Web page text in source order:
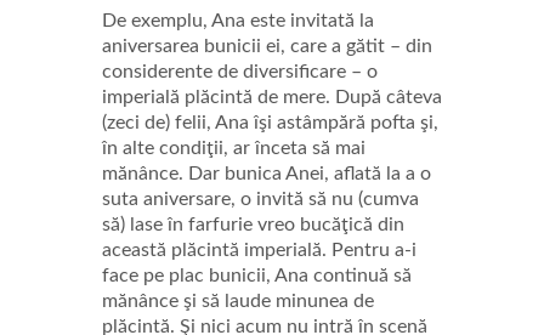
De exemplu, Ana este invitată la
aniversarea bunicii ei, care a gătit – din
considerente de diversificare – o
imperială plăcintă de mere. După câteva
(zeci de) felii, Ana îşi astâmpără pofta şi,
în alte condiţii, ar înceta să mai
mănânce. Dar bunica Anei, aflată la a o
suta aniversare, o invită să nu (cumva
să) lase în farfurie vreo bucăţică din
această plăcintă imperială. Pentru a-i
face pe plac bunicii, Ana continuă să
mănânce şi să laude minunea de
plăcintă. Şi nici acum nu intră în scenă